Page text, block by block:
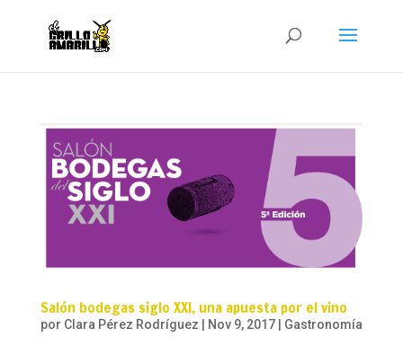
Salón bodegas siglo XXI, una apuesta por el vino
por Clara Pérez Rodríguez Nov 9, 2017| Gastronomía